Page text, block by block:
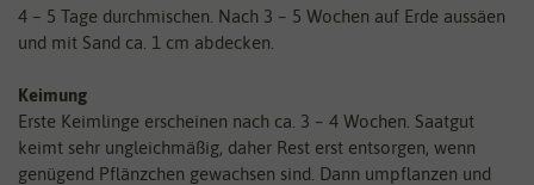
4 – 5 Tage durchmischen. Nach 3 – 5 Wochen auf Erde aussäen
und mit Sand ca. 1 cm abdecken.
Keimung
Erste Keimlinge erscheinen nach ca. 3 – 4 Wochen. Saatgut
keimt sehr ungleichmäßig, daher Rest erst entsorgen, wenn
genügend Pflänzchen gewachsen sind. Dann umpflanzen und